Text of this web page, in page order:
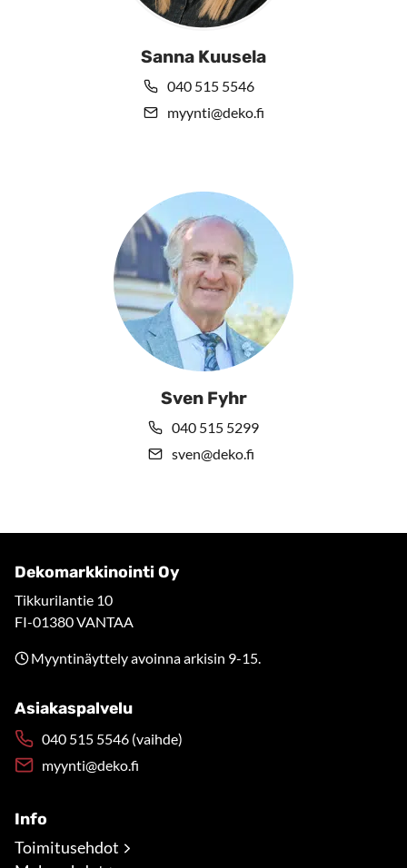
Sanna Kuusela
040 515 5546
myynti@deko.fi
Sven Fyhr
040 515 5299
sven@deko.fi
Dekomarkkinointi Oy
Tikkurilantie 10
FI-01380 VANTAA
Myyntinäyttely avoinna arkisin 9-15.
Asiakaspalvelu
040 515 5546 (vaihde)
myynti@deko.fi
Info
Toimitusehdot